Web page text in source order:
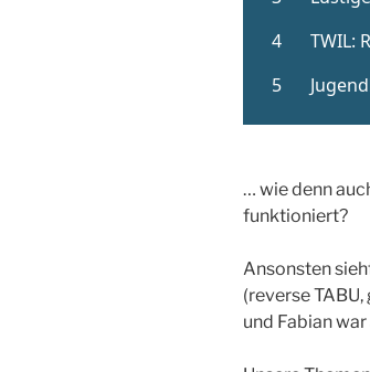
… wie denn
funktioniert?
Ansonsten
(reverse
und Fabian